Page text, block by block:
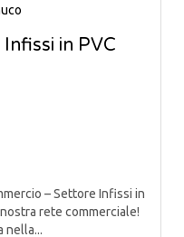
in PVC
– Settore Infissi in
rete commerciale!
nella...